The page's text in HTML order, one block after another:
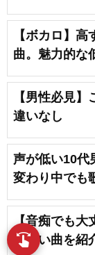
【ボカロ】
曲。魅力的な
【男性必見
違いなし
声が低い10代
変わり中でも
【音痴でも大
やすい曲を紹
swipe 指先で音楽を